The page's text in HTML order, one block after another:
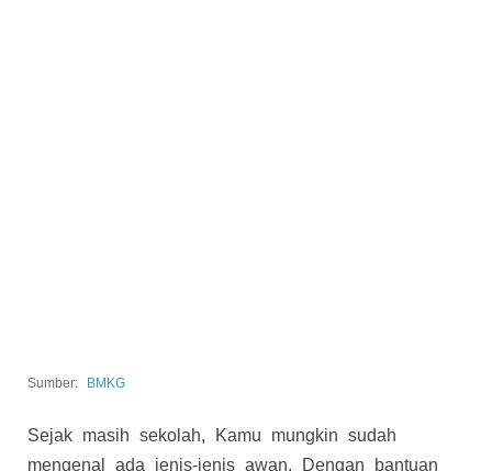
Sumber: BMKG
Sejak masih sekolah, Kamu mungkin sudah
mengenal ada jenis-jenis awan. Dengan bantuan